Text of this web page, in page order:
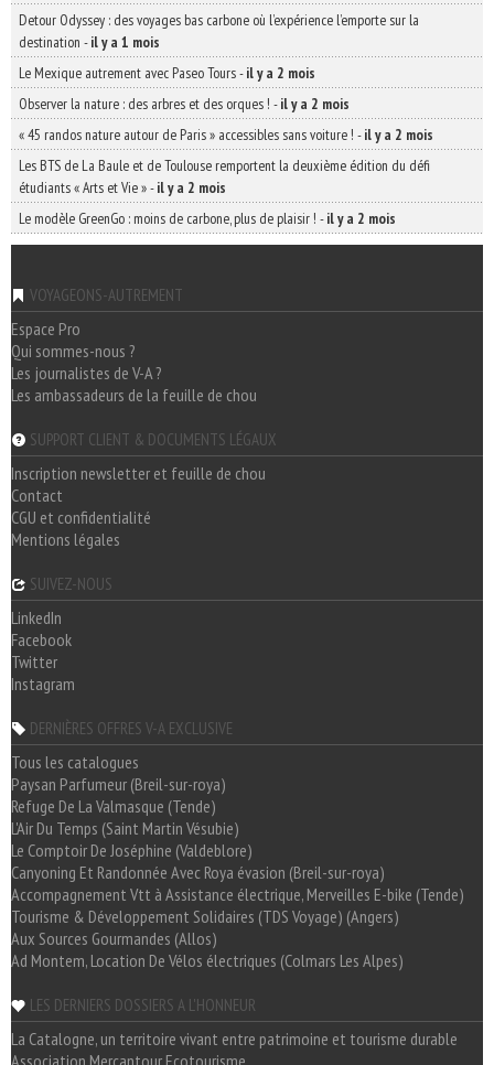
Detour Odyssey : des voyages bas carbone où l’expérience l’emporte sur la
destination -il y a 1 mois
Le Mexique autrement avec Paseo Tours-il y a 2 mois
Observer la nature : des arbres et des orques ! -il y a 2 mois
« 45 randos nature autour de Paris » accessibles sans voiture ! -il y a 2 mois
Les BTS de La Baule et de Toulouse remportent la deuxième édition du défi
étudiants « Arts et Vie »-il y a 2 mois
Le modèle GreenGo : moins de carbone, plus de plaisir ! -il y a 2 mois
VOYAGEONS-AUTREMENT
Espace Pro
Qui sommes-nous ?
Les journalistes de V-A ?
Les ambassadeurs de la feuille de chou
SUPPORT CLIENT & DOCUMENTS LÉGAUX
Inscription newsletter et feuille de chou
Contact
CGU et confidentialité
Mentions légales
SUIVEZ-NOUS
LinkedIn
Facebook
Twitter
Instagram
DERNIÈRES OFFRES V-A EXCLUSIVE
Tous les catalogues
Paysan Parfumeur (Breil-sur-roya)
Refuge De La Valmasque (Tende)
L'Air Du Temps (Saint Martin Vésubie)
Le Comptoir De Joséphine (Valdeblore)
Canyoning Et Randonnée Avec Roya évasion (Breil-sur-roya)
Accompagnement Vtt à Assistance électrique, Merveilles E-bike (Tende)
Tourisme & Développement Solidaires (TDS Voyage) (Angers)
Aux Sources Gourmandes (Allos)
Ad Montem, Location De Vélos électriques (Colmars Les Alpes)
LES DERNIERS DOSSIERS A L'HONNEUR
La Catalogne, un territoire vivant entre patrimoine et tourisme durable
Association Mercantour Ecotourisme